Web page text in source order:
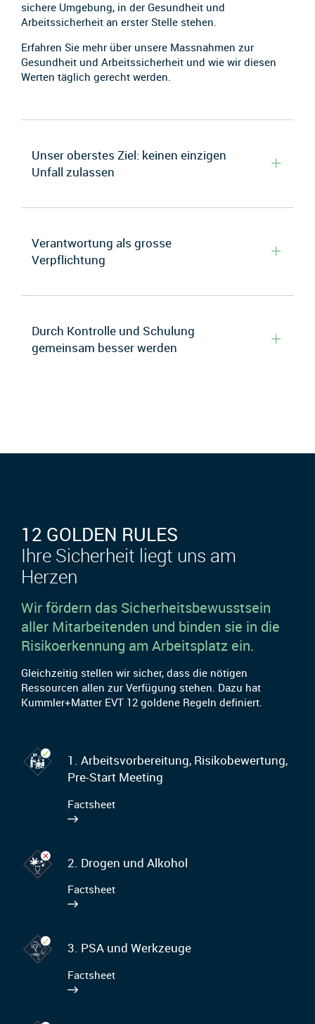
sichere Umgebung, in der Gesundheit und
Arbeitssicherheit an erster Stelle stehen.
Erfahren Sie mehr über unsere Massnahmen zur
Gesundheit und Arbeitssicherheit und wie wir diesen
Werten täglich gerecht werden.
Unser oberstes Ziel: keinen einzigen
Unfall zulassen
Verantwortung als grosse
Verpflichtung
Durch Kontrolle und Schulung
gemeinsam besser werden
12 GOLDEN RULES
Ihre Sicherheit liegt uns am
Herzen
Wir fördern das Sicherheitsbewusstsein
aller Mitarbeitenden und binden sie in die
Risikoerkennung am Arbeitsplatz ein.
Gleichzeitig stellen wir sicher, dass die nötigen
Ressourcen allen zur Verfügung stehen. Dazu hat
Kummler+Matter EVT 12 goldene Regeln definiert.
1. Arbeitsvorbereitung, Risikobewertung,
Pre-Start Meeting
Factsheet
2. Drogen und Alkohol
Factsheet
3. PSA und Werkzeuge
Factsheet